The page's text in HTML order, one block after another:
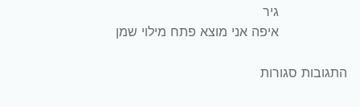
גיר
איפה אני מוצא פתח מילוי שמן
התגובות סגורות